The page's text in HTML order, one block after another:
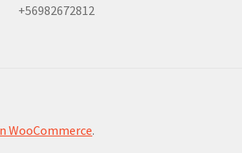
+56982672812
WooCommerce.